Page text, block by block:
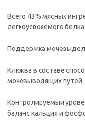
Всего 43% мясных
легкоусвояемого
Поддержка
Клюква в составе
мочевыводящих путей
Контролируемый
баланс кальция и